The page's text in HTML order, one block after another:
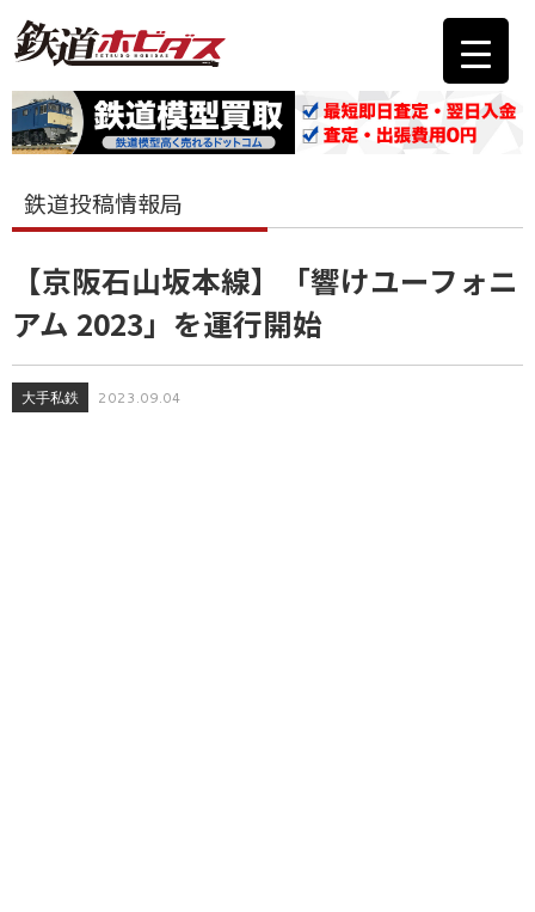
鉄道投稿情報局
【京阪石山坂本線】「響けユーフォニ
アム 2023」を運行開始
大手私鉄 2023.09.04